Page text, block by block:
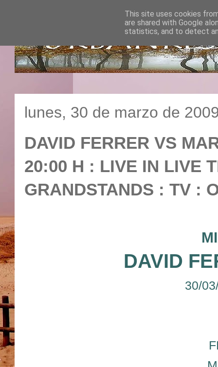
lunes, 30 de marzo de
DAVID FERRER VS
20:00 H : LIVE IN LIVE
GRANDSTANDS : TV :
DAVID
30/
This site uses cookies
are shared with Google
statistics, and to detect